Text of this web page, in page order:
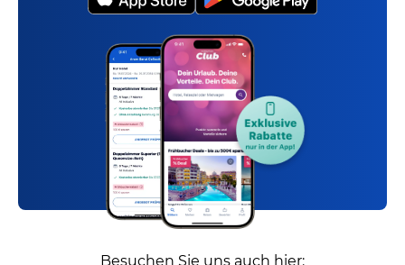
Besuchen Sie uns auch hier: